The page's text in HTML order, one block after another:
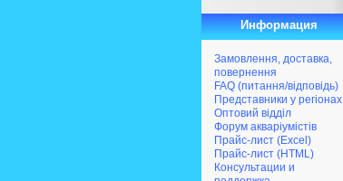
Информация
Замовлення, доставка,
повернення
FAQ (питання/відповідь)
Представники у регіонах
Оптовий відділ
Форум акваріумістів
Прайс-лист (Excel)
Прайс-лист (HTML)
Консультации и